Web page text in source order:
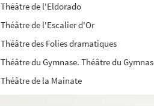
Théâtre de l'Eldorado
Théâtre de l'Escalier d'Or
Théâtre des Folies dramatiques
Théâtre du Gymnase. Théâtre du
Théâtre de la Mainate